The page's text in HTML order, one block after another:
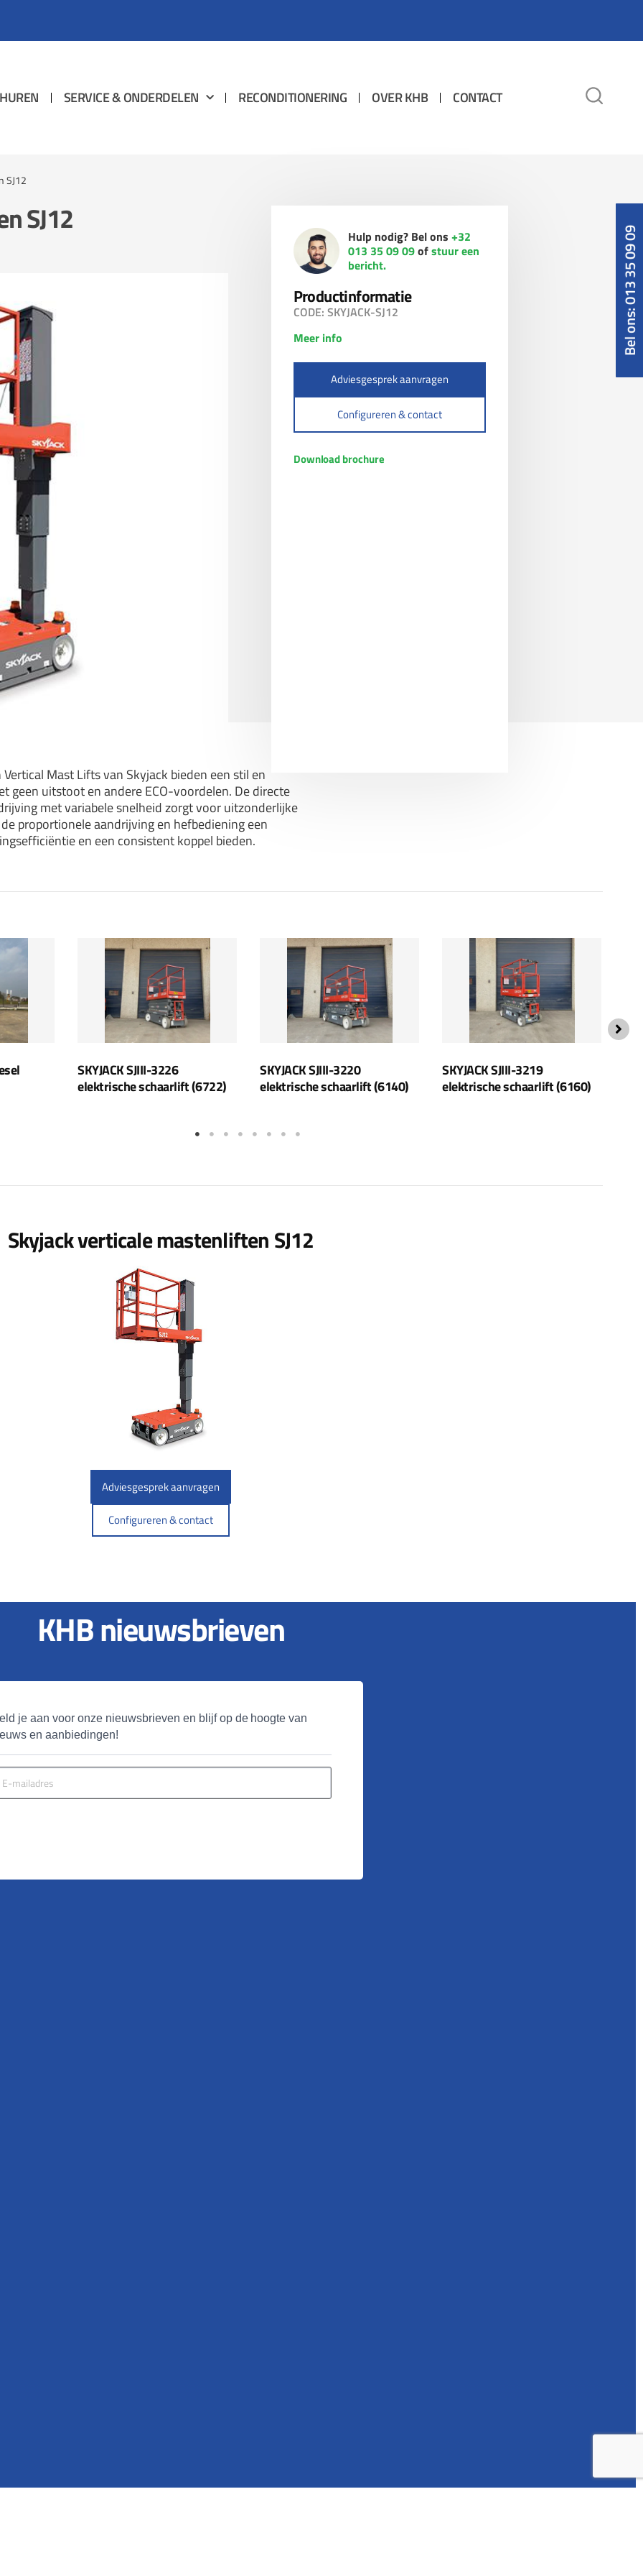
Bel ons: 013 35 09 09
HUREN SERVICE & ONDERDELEN RECONDITIONERING OVER KHB CONTACT
SJ12
SJ12 Hulp nodig? Bel ons +32
013 35 09 09ofstuur een
bericht.
Productinformatie
CODE: SKYJACK-SJ12
Meer info
Adviesgesprek aanvragen
Configureren & contact
Download brochure
Mast Lifts van Skyjack bieden een stil en
geen uitstoot en andere ECO-voordelen. De directe
met variabele snelheid zorgt voor uitzonderlijke
proportionele aandrijving en hefbediening een
en een consistent koppel bieden.
SKYJACK SJIII-3226
elektrische schaarlift (6722)
SKYJACK SJIII-3220
elektrische schaarlift (6140)
SKYJACK SJIII-3219
elektrische schaarlift (6160)
Skyjack verticale mastenliften SJ12
Adviesgesprek aanvragen
Configureren & contact
KHB nieuwsbrieven
je aan voor onze nieuwsbrieven en blijf op de hoogte van
en aanbiedingen!